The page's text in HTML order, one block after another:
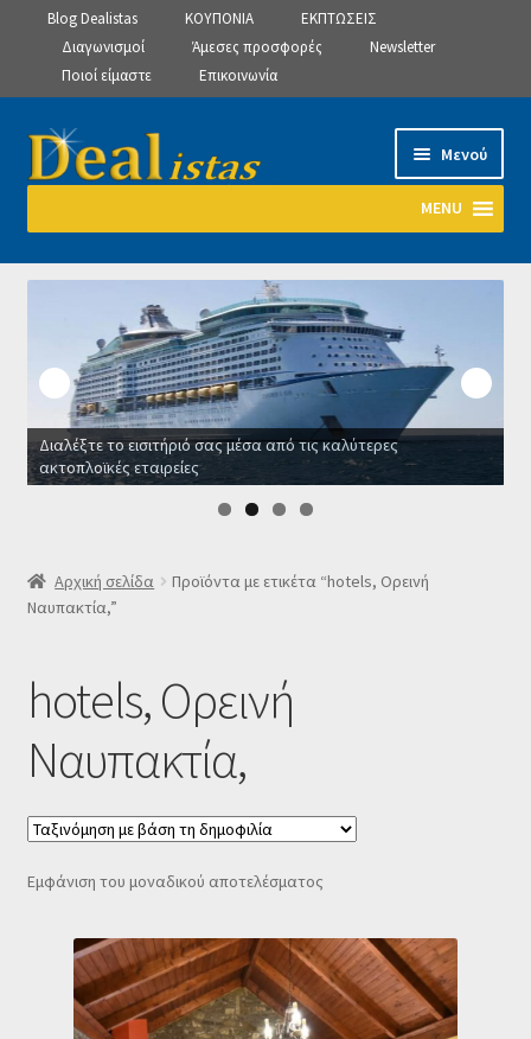
Blog Dealistas ΚΟΥΠΟΝΙΑ
ΕΚΠΤΩΣΕΙΣ
Διαγωνισμοί
Άμεσες προσφορές
Newsletter
Ποιοί είμαστε
Επικοινωνία
Απευθείας
μετάβαση
πλοήγηση
Μετάβαση
σε
Μενού
MENU
Αρχική
Manage Subscriptions
Manage Subscriptions
Manage Subscriptions
SLIDER
Δελτίο νέων
Επιβεβαίωση εγγραφής στο Newsletter του Dealistas.gr
Επικοινωνία
Καλάθι
Κατάστημα
Ο λογαριασμός μου
Διαλέξτε το εισιτήριό σας μέσα από τις καλύτερες
ακτοπλοϊκές εταιρείες
Αρχική σελίδα
Προϊόντα με ετικέτα “hotels, Ορεινή
Ναυπακτία,”
hotels, Ορεινή
Ναυπακτία,
Εμφάνιση του μοναδικού αποτελέσματος